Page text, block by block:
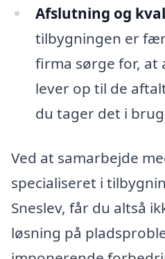
Afslutning og
tilbygningen er
firma sørge for, at
lever op til de
du tager det i
Ved at samarbejde
specialiseret i
Sneslev, får du altså
løsning på